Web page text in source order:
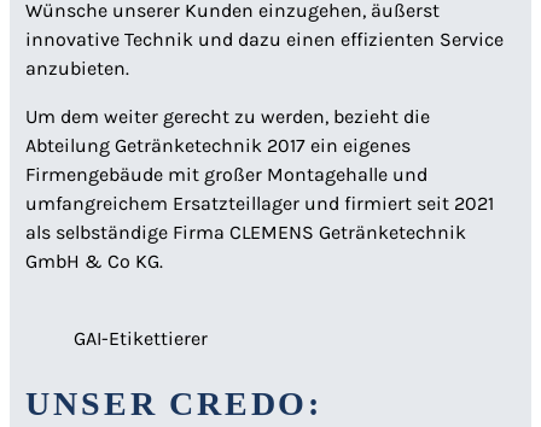
Wünsche unserer Kunden einzugehen, äußerst
innovative Technik und dazu einen effizienten Service
anzubieten.
Um dem weiter gerecht zu werden, bezieht die
Abteilung Getränketechnik 2017 ein eigenes
Firmengebäude mit großer Montagehalle und
umfangreichem Ersatzteillager und firmiert seit 2021
als selbständige Firma CLEMENS Getränketechnik
GmbH & Co KG.
GAI-Etikettierer
UNSER CREDO: